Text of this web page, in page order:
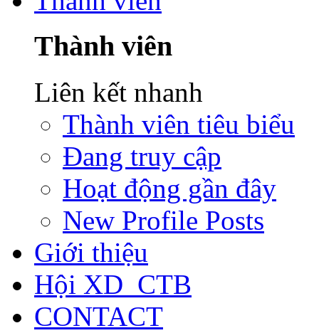
Thành viên
Liên kết nhanh
Thành viên tiêu biểu
Đang truy cập
Hoạt động gần đây
New Profile Posts
Giới thiệu
Hội XD_CTB
CONTACT